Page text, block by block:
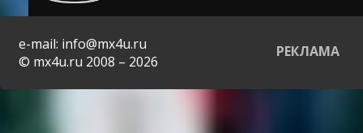
e-mail: info@mx4u.ru
© mx4u.ru 2008 – 2026
РЕКЛАМА